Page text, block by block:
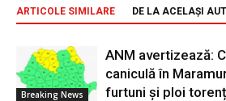
ARTICOLE SIMILARE DE LA ACELAȘI
Breaking News
ANM avertizează:
caniculă în
furtuni și ploi